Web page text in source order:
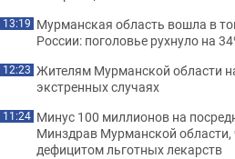
13:19 Мурманская область вошла в
России: поголовье рухнуло на
12:23 Жителям Мурманской области
экстренных случаях
11:24 Минус 100 миллионов на
Минздрав Мурманской области,
дефицитом льготных лекарств